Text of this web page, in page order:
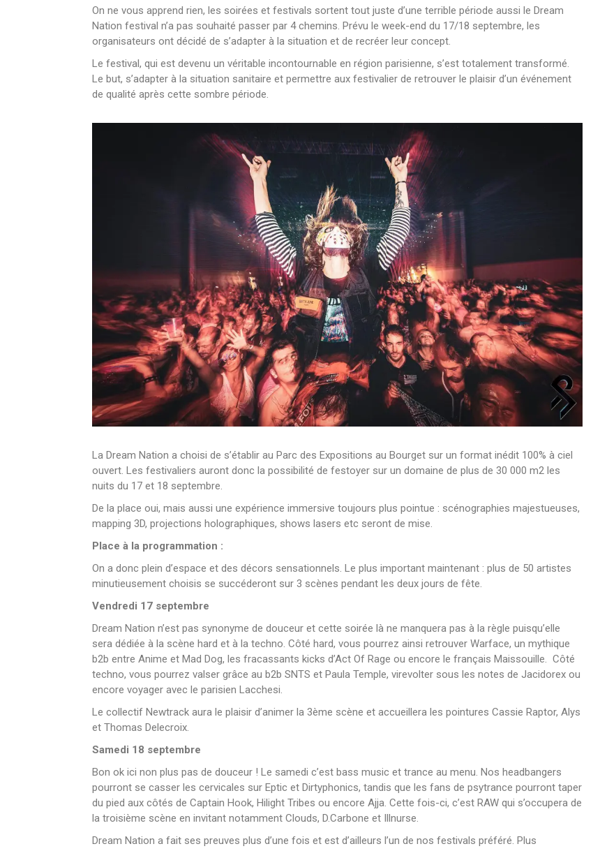
On ne vous apprend rien, les soirées et festivals sortent tout juste d’une terrible période aussi le Dream
Nation festival n’a pas souhaité passer par 4 chemins. Prévu le week-end du 17/18 septembre, les
organisateurs ont décidé de s’adapter à la situation et de recréer leur concept.
Le festival, qui est devenu un véritable incontournable en région parisienne, s’est totalement transformé.
Le but, s’adapter à la situation sanitaire et permettre aux festivalier de retrouver le plaisir d’un événement
de qualité après cette sombre période.
La Dream Nation a choisi de s’établir au Parc des Expositions au Bourget sur un format inédit 100% à ciel
ouvert. Les festivaliers auront donc la possibilité de festoyer sur un domaine de plus de 30 000 m2 les
nuits du 17 et 18 septembre.
De la place oui, mais aussi une expérience immersive toujours plus pointue : scénographies majestueuses,
mapping 3D, projections holographiques, shows lasers etc seront de mise.
Place à la programmation :
On a donc plein d’espace et des décors sensationnels. Le plus important maintenant : plus de 50 artistes
minutieusement choisis se succéderont sur 3 scènes pendant les deux jours de fête.
Vendredi 17 septembre
Dream Nation n’est pas synonyme de douceur et cette soirée là ne manquera pas à la règle puisqu’elle
sera dédiée à la scène hard et à la techno. Côté hard, vous pourrez ainsi retrouver Warface, un mythique
b2b entre Anime et Mad Dog, les fracassants kicks d’Act Of Rage ou encore le français Maissouille. Côté
techno, vous pourrez valser grâce au b2b SNTS et Paula Temple, virevolter sous les notes de Jacidorex ou
encore voyager avec le parisien Lacchesi.
Le collectif Newtrack aura le plaisir d’animer la 3ème scène et accueillera les pointures Cassie Raptor, Alys
et Thomas Delecroix.
Samedi 18 septembre
Bon ok ici non plus pas de douceur ! Le samedi c’est bass music et trance au menu. Nos headbangers
pourront se casser les cervicales sur Eptic et Dirtyphonics, tandis que les fans de psytrance pourront taper
du pied aux côtés de Captain Hook, Hilight Tribes ou encore Ajja. Cette fois-ci, c’est RAW qui s’occupera de
la troisième scène en invitant notamment Clouds, D.Carbone et Illnurse.
Dream Nation a fait ses preuves plus d’une fois et est d’ailleurs l’un de nos festivals préféré. Plus